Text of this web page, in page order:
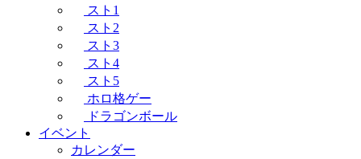
スト1
スト2
スト3
スト4
スト5
ホロ格ゲー
ドラゴンボール
イベント
カレンダー